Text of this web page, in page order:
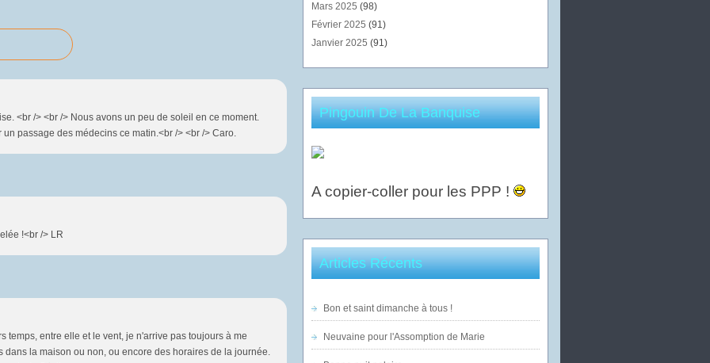
<br /> <br /> Nous avons un peu de soleil en ce moment.
passage des médecins ce matin.<br /> <br /> Caro.
!<br /> LR
temps, entre elle et le vent, je n'arrive pas toujours à me
dans la maison ou non, ou encore des horaires de la journée.
Mars 2025 (98)
Février 2025 (91)
Janvier 2025 (91)
Pingouin De La Banquise
A copier-coller pour les PPP !
Articles Récents
Bon et saint dimanche à tous !
Neuvaine pour l'Assomption de Marie